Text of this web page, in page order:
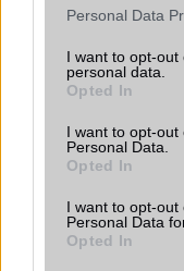
Please note that this
not limited to your
grant or deny
use your data for
consent section.
Personal Data
I want to opt-
personal data.
Opted In
I want to opt-out
Personal Data.
Opted In
I want to opt-
Personal Data
Opted In
Office alkalmazások
Iránytũ
Extrák
EGYÉB
Vibra jelzés
SIM típus